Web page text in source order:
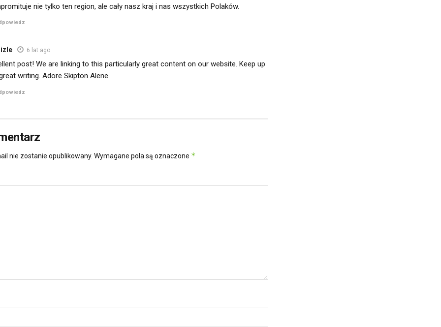
nie tylko ten region, ale cały nasz kraj i nas wszystkich Polaków.
6 lat ago
post! We are linking to this particularly great content on our website. Keep up
writing. Adore Skipton Alene
nie zostanie opublikowany. Wymagane pola są oznaczone *